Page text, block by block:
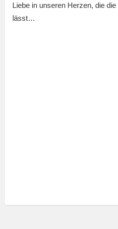
Liebe in unseren Herzen, die
lässt…